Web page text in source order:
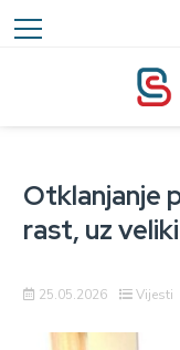
Otklanjanje
rast, uz
25.05.2026 Vijesti